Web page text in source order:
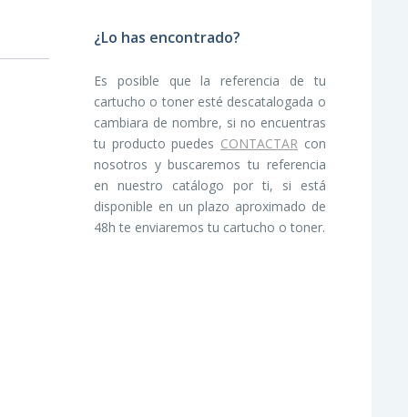
¿Lo has encontrado?
Es posible que la referencia de tu
cartucho o toner esté descatalogada o
cambiara de nombre, si no encuentras
tu producto puedes CONTACTAR con
nosotros y buscaremos tu referencia
en nuestro catálogo por ti, si está
disponible en un plazo aproximado de
48h te enviaremos tu cartucho o toner.